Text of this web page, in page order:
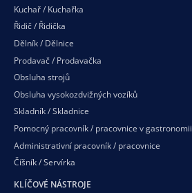
Kuchař / Kuchařka
Řidič / Řidička
Dělník / Dělnice
Prodavač / Prodavačka
Obsluha strojů
Obsluha vysokozdvižných vozíků
Skladník / Skladnice
Pomocný pracovník / pracovnice v gastronomii
Administrativní pracovník / pracovnice
Číšník / Servírka
KLÍČOVÉ NÁSTROJE